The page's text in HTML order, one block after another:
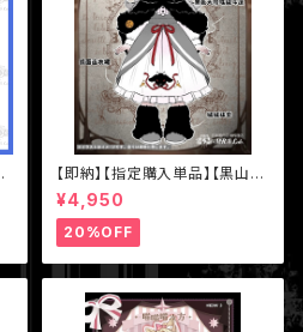
【即納】【指定購入単品】【黒山
羊】1/12 BJD ブラインドドール
【Nyssa（ニサ）怪談夢魘】シリ
ーズ【数量限定】
¥4,950
20%OFF